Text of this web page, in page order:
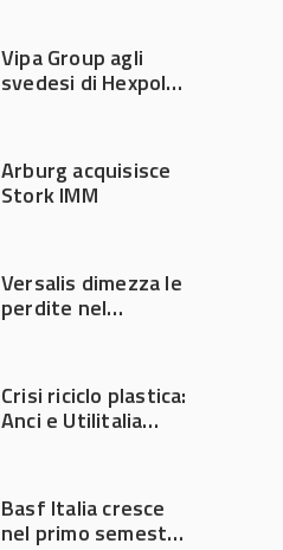
Vipa Group agli
svedesi di Hexpol
Arburg acquisisce
Stork IMM
Versalis dimezza le
perdite nel
Crisi riciclo plastica:
Anci e Utilitalia
Governo
Basf Italia cresce
nel primo semestre